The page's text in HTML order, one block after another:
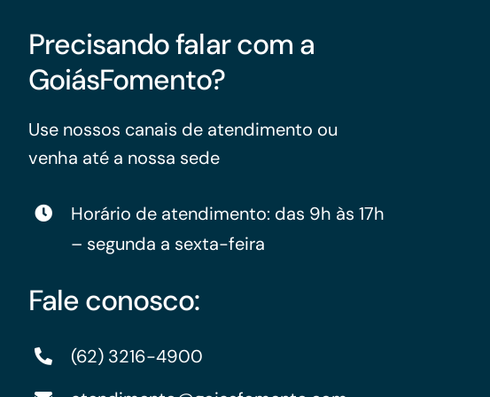
Precisando falar com a
GoiásFomento?
Use nossos canais de atendimento ou
venha até a nossa sede
Horário de atendimento: das 9h às 17h
– segunda a sexta-feira
Fale conosco:
(62) 3216-4900